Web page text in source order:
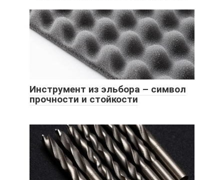
Инструмент из эльбора – символ
прочности и стойкости